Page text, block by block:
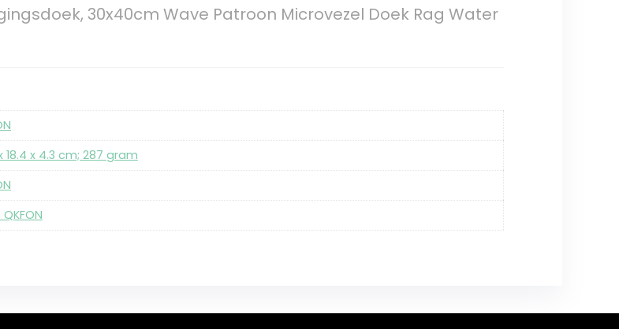
30x40cm Wave Patroon Microvezel Doek Rag Water
18.4 x 4.3 cm; 287 gram